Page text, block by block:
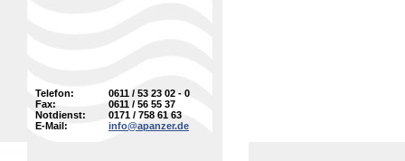
Telefon:
Fax:
Notdienst:
E-Mail:
0611 / 53 23 02 - 0
0611 / 56 55 37
0171 / 758 61 63
info@apanzer.de